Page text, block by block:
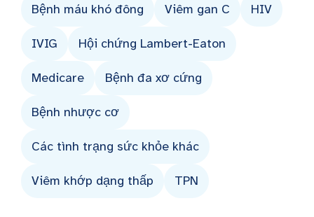
Bệnh máu khó đông Viêm gan C HIV
IVIG Hội chứng Lambert-Eaton
Medicare Bệnh đa xơ cứng
Bệnh nhược cơ
Các tình trạng sức khỏe khác
Viêm khớp dạng thấp TPN